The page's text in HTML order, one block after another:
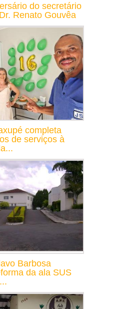
do secretário
Renato Gouvêa
completa
de serviços à
Barbosa
da ala SUS